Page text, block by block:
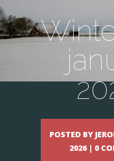
POSTED BY
2026 | 0